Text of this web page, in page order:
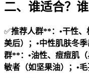
二、谁适合？谁
✅推荐人群**：•干性、
美后）；•中性肌肤冬
群**：•油性、痘痘肌
敏者（如坚果油）；•毛